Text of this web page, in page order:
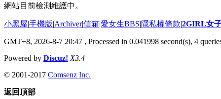
網站目前檢測維護中。
小黑屋|手機版|Archiver|信箱|愛女生BBS|隱私權條款|2GIRL女
GMT+8, 2026-8-7 20:47 , Processed in 0.041998 second(s), 4
Powered by Discuz! X3.4
© 2001-2017 Comsenz Inc.
返回頂部